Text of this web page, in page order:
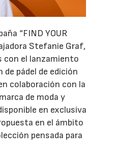
“FIND YOUR
Stefanie Graf,
con el lanzamiento
de pádel de edición
colaboración con la
de moda y
en exclusiva
en el ámbito
pensada para